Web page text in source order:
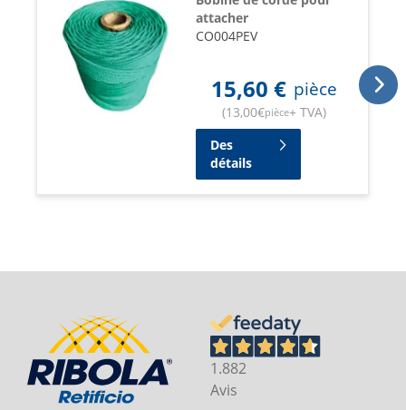
attacher
CO004PEV
15,60 € pièce
(13,00€pièce+ TVA)
Des
détails
1.882
Avis